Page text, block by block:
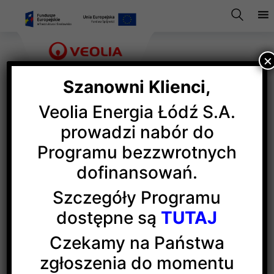
Nieograniczony przetarg
ofertowy na sprzedaż
środka trwałego
Veolia Energia Łódź S.A.
ogłasza nieograniczony przetarg ofertowy
na sprzedaż środka trwałego „Wózek
Szanowni Klienci,
Veolia Energia Łódź S.A.
prowadzi nabór do
Programu bezzwrotnych
dofinansowań.
Szczegóły Programu
dostępne są TUTAJ
Czekamy na Państwa
zgłoszenia do momentu
×